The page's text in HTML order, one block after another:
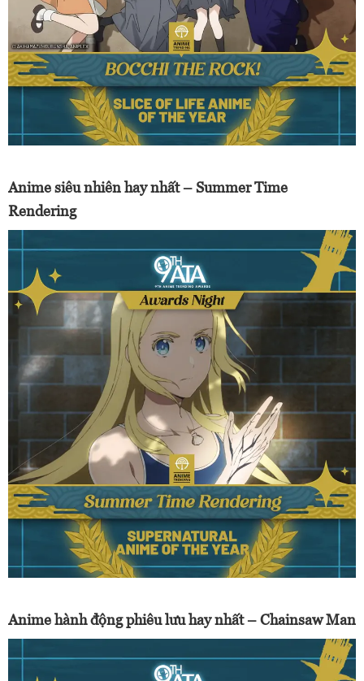
Anime siêu nhiên hay nhất – Summer Time
Rendering
Anime hành động phiêu lưu hay nhất – Chainsaw Man